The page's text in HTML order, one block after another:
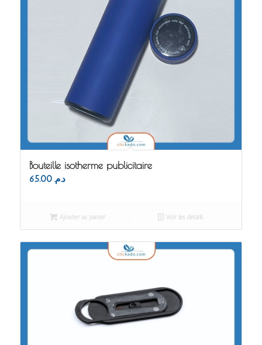
Bouteille isotherme publicitaire
د.م. 65.00
Ajouter au panier Voir les détails